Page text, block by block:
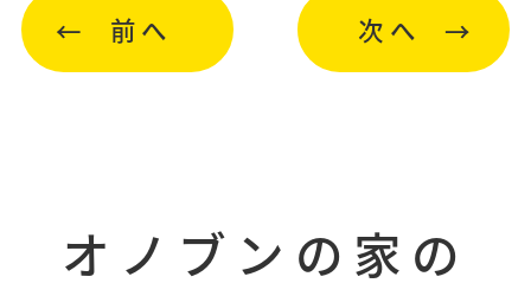
前へ 次へ
オノブンの家の